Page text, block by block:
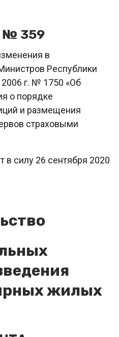
№ 359
в
Республики
2006 г. № 1750 «Об
о порядке
и размещения
страховыми
в силу 26 сентября 2020
жилых